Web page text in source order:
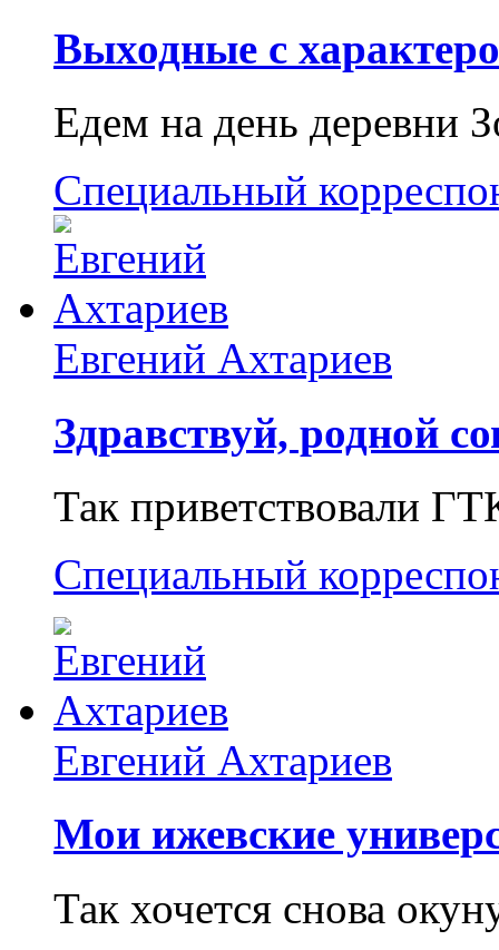
Выходные с
Едем на день деревни
Специальный
Евгений Ахтариев
Здравствуй, родной
Так приветствовали
Специальный
Евгений Ахтариев
Мои ижевские
Так хочется снова